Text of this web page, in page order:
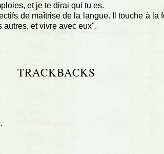
et je te dirai qui tu es.
de maîtrise de la langue. Il touche à la
autres, et vivre avec eux".
TRACKBACKS